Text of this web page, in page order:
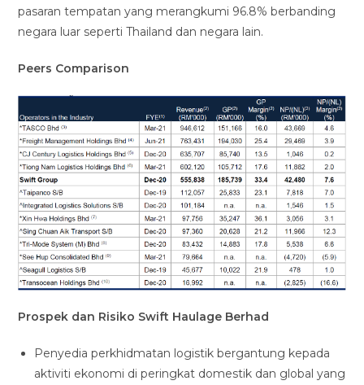
pasaran tempatan yang merangkumi 96.8% berbanding
negara luar seperti Thailand dan negara lain.
Peers Comparison
Prospek dan Risiko Swift Haulage Berhad
Penyedia perkhidmatan logistik bergantung kepada
aktiviti ekonomi di peringkat domestik dan global yang